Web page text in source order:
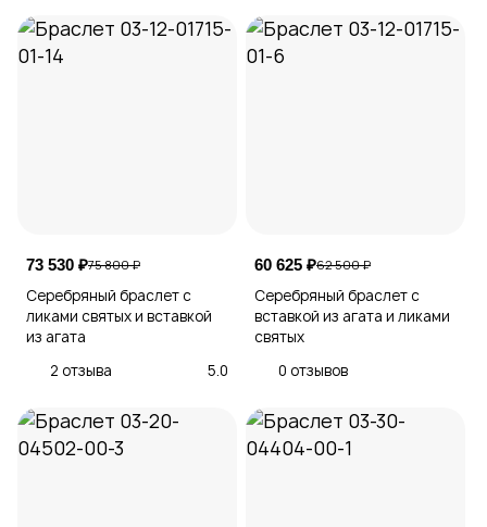
73 530 ₽75 800 ₽
Серебряный браслет с
ликами святых и вставкой
из агата
2 отзыва
5.0
60 625 ₽62 500 ₽
Серебряный браслет с
вставкой из агата и ликами
святых
0 отзывов